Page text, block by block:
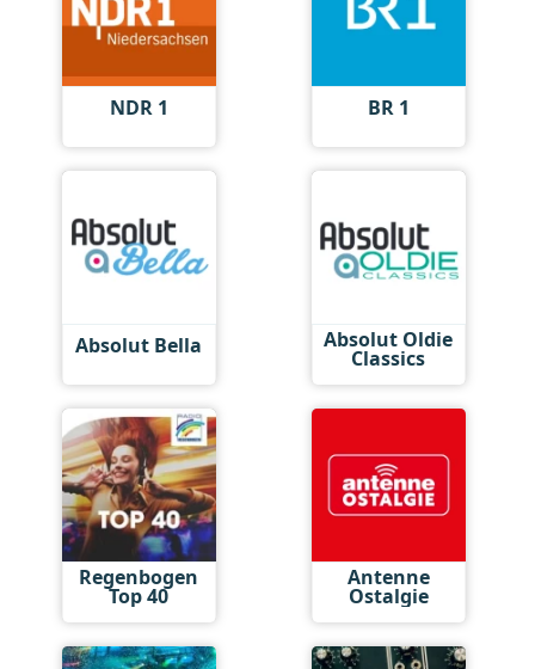
NDR 1 BR 1
Absolut Bella Absolut Oldie
Classics
Regenbogen
Top 40
Antenne
Ostalgie